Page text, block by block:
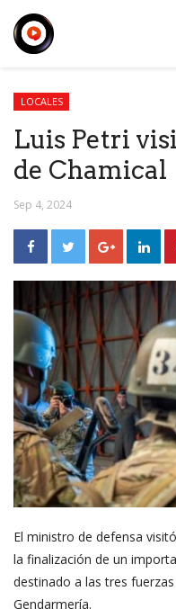
LOCALES
Luis Petri
de Chamical
Sep 4, 2024
El ministro de defensa
la finalización de un
destinado a las tres
Gendarmería.